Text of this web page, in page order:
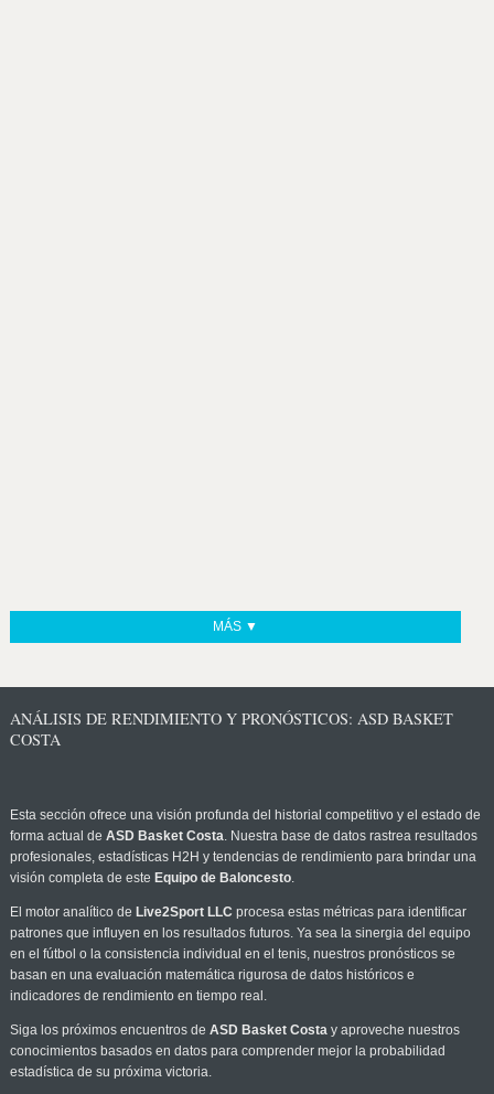
MÁS ▼
ANÁLISIS DE RENDIMIENTO Y PRONÓSTICOS: ASD BASKET
COSTA
Esta sección ofrece una visión profunda del historial competitivo y el estado de
forma actual de ASD Basket Costa. Nuestra base de datos rastrea resultados
profesionales, estadísticas H2H y tendencias de rendimiento para brindar una
visión completa de este Equipo de Baloncesto.
El motor analítico de Live2Sport LLC procesa estas métricas para identificar
patrones que influyen en los resultados futuros. Ya sea la sinergia del equipo
en el fútbol o la consistencia individual en el tenis, nuestros pronósticos se
basan en una evaluación matemática rigurosa de datos históricos e
indicadores de rendimiento en tiempo real.
Siga los próximos encuentros de ASD Basket Costay aproveche nuestros
conocimientos basados en datos para comprender mejor la probabilidad
estadística de su próxima victoria.